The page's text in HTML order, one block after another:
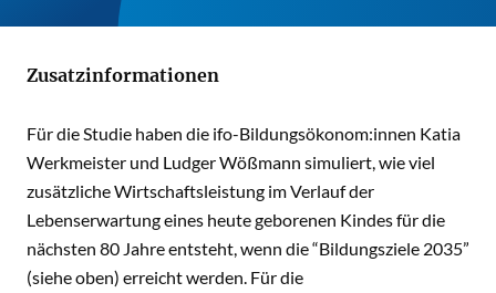
Zusatzinformationen
Für die Studie haben die ifo-Bildungsökonom:innen Katia
Werkmeister und Ludger Wößmann simuliert, wie viel
zusätzliche Wirtschaftsleistung im Verlauf der
Lebenserwartung eines heute geborenen Kindes für die
nächsten 80 Jahre entsteht, wenn die “Bildungsziele 2035”
(siehe oben) erreicht werden. Für die